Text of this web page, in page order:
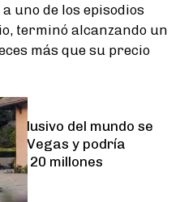
a uno de los episodios
terminó alcanzando un
más que su precio
del mundo se
Vegas y podría
20 millones